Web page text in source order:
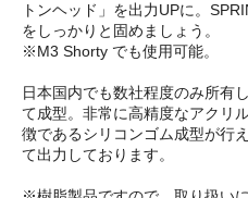
トンヘッド」を出力UPに。
をしっかりと固めましょう。
※M3 Shorty でも使用可能。
日本国内でも数社程度のみ所有
て成型。非常に高精度なアクリ
徴であるシリコンゴム成型が行
て出力しております。